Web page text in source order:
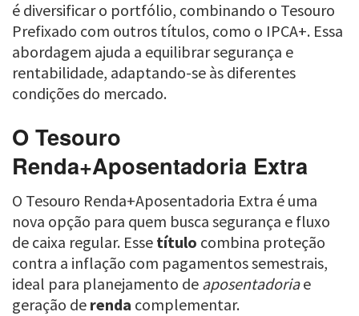
é diversificar o portfólio, combinando o Tesouro
Prefixado com outros títulos, como o IPCA+. Essa
abordagem ajuda a equilibrar segurança e
rentabilidade, adaptando-se às diferentes
condições do mercado.
O Tesouro
Renda+Aposentadoria Extra
O Tesouro Renda+Aposentadoria Extra é uma
nova opção para quem busca segurança e fluxo
de caixa regular. Esse título combina proteção
contra a inflação com pagamentos semestrais,
ideal para planejamento de aposentadoriae
geração de renda complementar.